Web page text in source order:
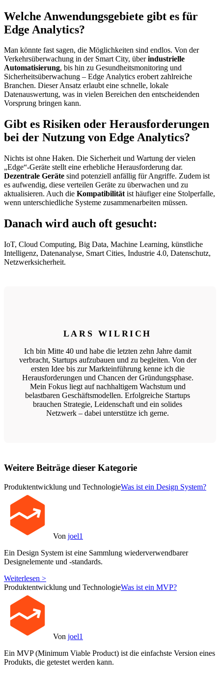
Welche Anwendungsgebiete gibt es für
Edge Analytics?
Man könnte fast sagen, die Möglichkeiten sind endlos. Von der
Verkehrsüberwachung in der Smart City, überindustrielle
Automatisierung, bis hin zu Gesundheitsmonitoring und
Sicherheitsüberwachung – Edge Analytics erobert zahlreiche
Branchen. Dieser Ansatz erlaubt eine schnelle, lokale
Datenauswertung, was in vielen Bereichen den entscheidenden
Vorsprung bringen kann.
Gibt es Risiken oder Herausforderungen
bei der Nutzung von Edge Analytics?
Nichts ist ohne Haken. Die Sicherheit und Wartung der vielen
„Edge“-Geräte stellt eine erhebliche Herausforderung dar.
Dezentrale Geräte sind potenziell anfällig für Angriffe. Zudem ist
es aufwendig, diese verteilen Geräte zu überwachen und zu
aktualisieren. Auch die Kompatibilität ist häufiger eine Stolperfalle,
wenn unterschiedliche Systeme zusammenarbeiten müssen.
Danach wird auch oft gesucht:
IoT, Cloud Computing, Big Data, Machine Learning, künstliche
Intelligenz, Datenanalyse, Smart Cities, Industrie 4.0, Datenschutz,
Netzwerksicherheit.
LARS WILRICH
Ich bin Mitte 40 und habe die letzten zehn Jahre damit
verbracht, Startups aufzubauen und zu begleiten. Von der
ersten Idee bis zur Markteinführung kenne ich die
Herausforderungen und Chancen der Gründungsphase.
Mein Fokus liegt auf nachhaltigem Wachstum und
belastbaren Geschäftsmodellen. Erfolgreiche Startups
brauchen Strategie, Leidenschaft und ein solides
Netzwerk – dabei unterstütze ich gerne.
Weitere Beiträge dieser Kategorie
Produktentwicklung und TechnologieWas ist ein Design System?
Von joel1
Ein Design System ist eine Sammlung wiederverwendbarer
Designelemente und -standards.
Weiterlesen >
Produktentwicklung und TechnologieWas ist ein MVP?
Von joel1
Ein MVP (Minimum Viable Product) ist die einfachste Version eines
Produkts, die getestet werden kann.